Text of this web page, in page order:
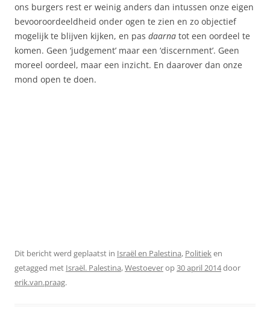
ons burgers rest er weinig anders dan intussen onze eigen
bevooroordeeldheid onder ogen te zien en zo objectief
mogelijk te blijven kijken, en pas daarna tot een oordeel te
komen. Geen ‘judgement’ maar een ‘discernment’. Geen
moreel oordeel, maar een inzicht. En daarover dan onze
mond open te doen.
Dit bericht werd geplaatst in Israël en Palestina, Politieken
getagged met Israël. Palestina,Westoeverop30 april 2014door
erik.van.praag.